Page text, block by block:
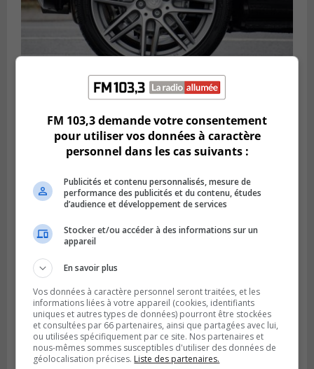
Publié le 6 août 2026 à 11h58
Des jeunes ciblent la Montérégie pour
le Défi écrou de roue
Publié le 6 août 2026 à 05h39
La grenade du camping du lac Cristal était
inoffensive
FM 103,3 demande votre consentement
pour utiliser vos données à caractère
personnel dans les cas suivants :
Publicités et contenu personnalisés, mesure de
performance des publicités et du contenu, études
d’audience et développement de services
Stocker et/ou accéder à des informations sur un
appareil
En savoir plus
Vos données à caractère personnel seront traitées, et les
informations liées à votre appareil (cookies, identifiants
uniques et autres types de données) pourront être stockées
et consultées par 66 partenaires, ainsi que partagées avec lui,
ou utilisées spécifiquement par ce site. Nos partenaires et
nous-mêmes sommes susceptibles d'utiliser des données de
géolocalisation précises. Liste des partenaires.